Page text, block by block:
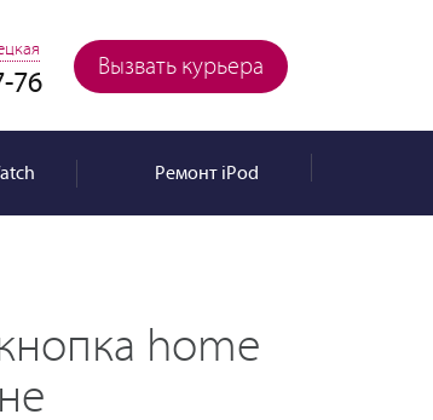
Вызвать курьера
76
РемонтiPod
home